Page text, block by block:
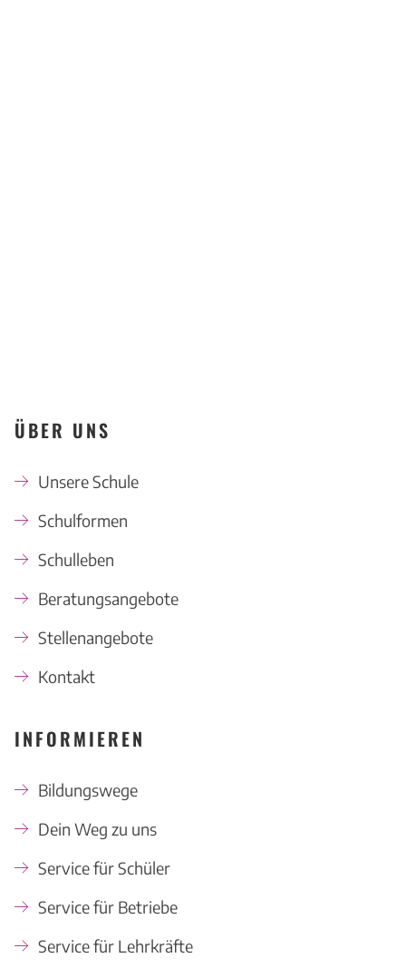
ÜBER UNS
Unsere Schule
Schulformen
Schulleben
Beratungsangebote
Stellenangebote
Kontakt
INFORMIEREN
Bildungswege
Dein Weg zu uns
Service für Schüler
Service für Betriebe
Service für Lehrkräfte